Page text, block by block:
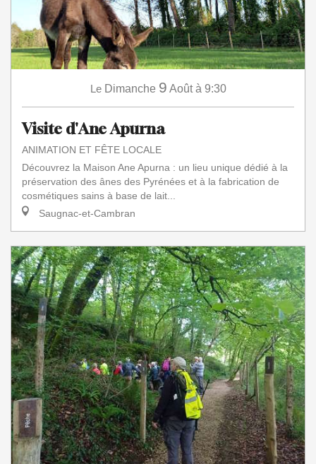
Le Dimanche 9 Août à 9:30
Visite d'Ane Apurna
ANIMATION ET FÊTE LOCALE
Découvrez la Maison Ane Apurna : un lieu unique dédié à la
préservation des ânes des Pyrénées et à la fabrication de
cosmétiques sains à base de lait...
Saugnac-et-Cambran